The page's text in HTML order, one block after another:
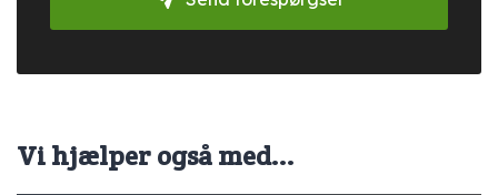
Vi hjælper også med...